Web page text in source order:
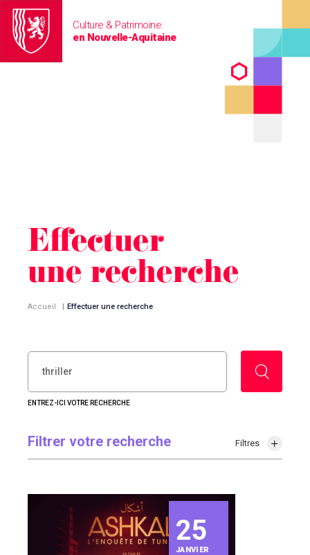
Culture & Patrimoine
en Nouvelle-Aquitaine
Effectuer
une recherche
Accueil | Effectuer une recherche
RECHERCHER :
ENTREZ-ICI VOTRE RECHERCHE
Filtrer votre recherche Filtres
25
JANVIER